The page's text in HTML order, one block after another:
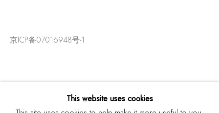
京ICP备07016948号-1
This website uses cookies